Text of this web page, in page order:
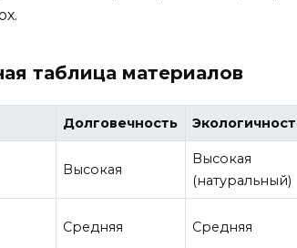
таблица материалов
Долговечность
Высокая
Высокая
(натуральный)
Средняя Средняя